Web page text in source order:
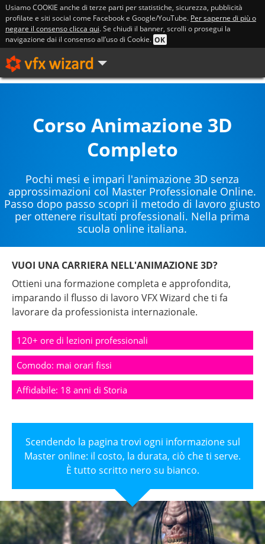
Usiamo COOKIE anche di terze parti per statistiche, sicurezza, pubblicità
profilate e siti social come Facebook e Google/YouTube. Per saperne di più o
negare il consenso clicca qui. Se chiudi il banner, scrolli o prosegui la
navigazione dai il consenso all’uso di Cookie. OK
Corso Animazione 3D
Completo
Pochi mesi e impari l'animazione 3D senza
approssimazioni col Master Professionale Online.
Passo dopo passo scopri il metodo di lavoro giusto
per ottenere risultati professionali. Nella prima
scuola online italiana.
VUOI UNA CARRIERA NELL'ANIMAZIONE 3D?
Ottieni una formazione completa e approfondita,
imparando il flusso di lavoro VFX Wizard che ti fa
lavorare da professionista internazionale.
120+ ore di lezioni professionali
Comodo: mai orari fissi
Affidabile: 18 anni di Storia
Scendendo la pagina trovi ogni informazione sul
Master online: il costo, la durata, ciò che ti serve.
È tutto scritto nero su bianco.